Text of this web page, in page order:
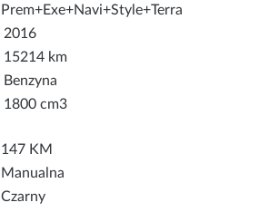
Prem+Exe+Navi+Style+Terra
2016
15214 km
Benzyna
1800 cm3
147 KM
Manualna
Czarny